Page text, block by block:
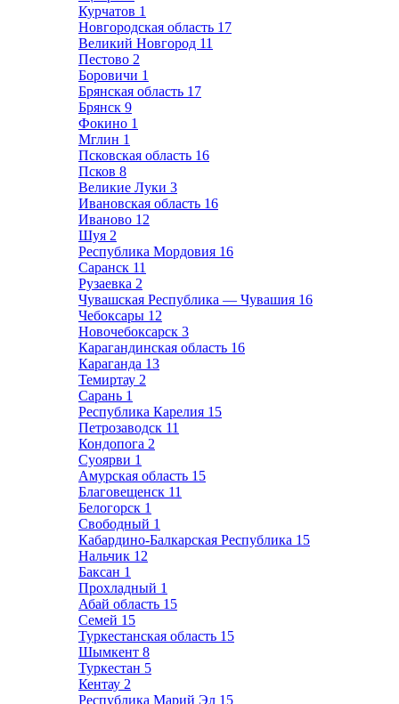
Курчатов 1
Новгородская область 17
Великий Новгород 11
Пестово 2
Боровичи 1
Брянская область 17
Брянск 9
Фокино 1
Мглин 1
Псковская область 16
Псков 8
Великие Луки 3
Ивановская область 16
Иваново 12
Шуя 2
Республика Мордовия 16
Саранск 11
Рузаевка 2
Чувашская Республика — Чувашия 16
Чебоксары 12
Новочебоксарск 3
Карагандинская область 16
Караганда 13
Темиртау 2
Сарань 1
Республика Карелия 15
Петрозаводск 11
Кондопога 2
Суоярви 1
Амурская область 15
Благовещенск 11
Белогорск 1
Свободный 1
Кабардино-Балкарская Республика 15
Нальчик 12
Баксан 1
Прохладный 1
Абай область 15
Семей 15
Туркестанская область 15
Шымкент 8
Туркестан 5
Кентау 2
Республика Марий Эл 15